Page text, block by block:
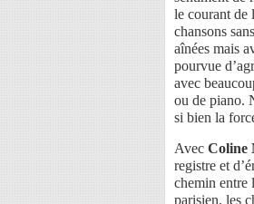
le courant de
chansons
aînées mais
pourvue
avec
ou de piano.
si bien la
Avec Coline
registre et
chemin entre
parisien, les